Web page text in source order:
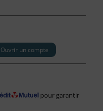
Ouvrir un compte
pour garantir